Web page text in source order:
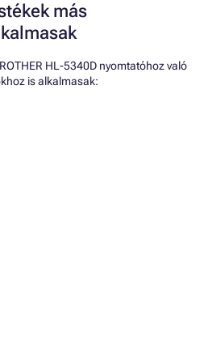
más
HL-5340D nyomtatóhoz való
is alkalmasak: